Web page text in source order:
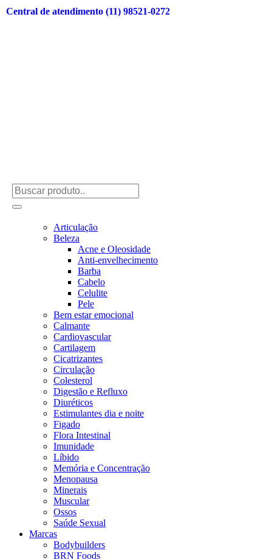
Central de atendimento (11) 98521-0272
Kits
Recover
Articulação
Beleza
Acne e Oleosidade
Anti-envelhecimento
Barba
Cabelo
Celulite
Pele
Bem estar emocional
Calmante
Cardiovascular
Cartilagem
Cicatrizantes
Circulação
Colesterol
Digestão e Refluxo
Diuréticos
Estimulantes dia e noite
Figado
Flora Intestinal
Imunidade
Líbido
Memória e Concentração
Menopausa
Minerais
Muscular
Ossos
Saúde Sexual
Marcas
Bodybuilders
BRN Foods